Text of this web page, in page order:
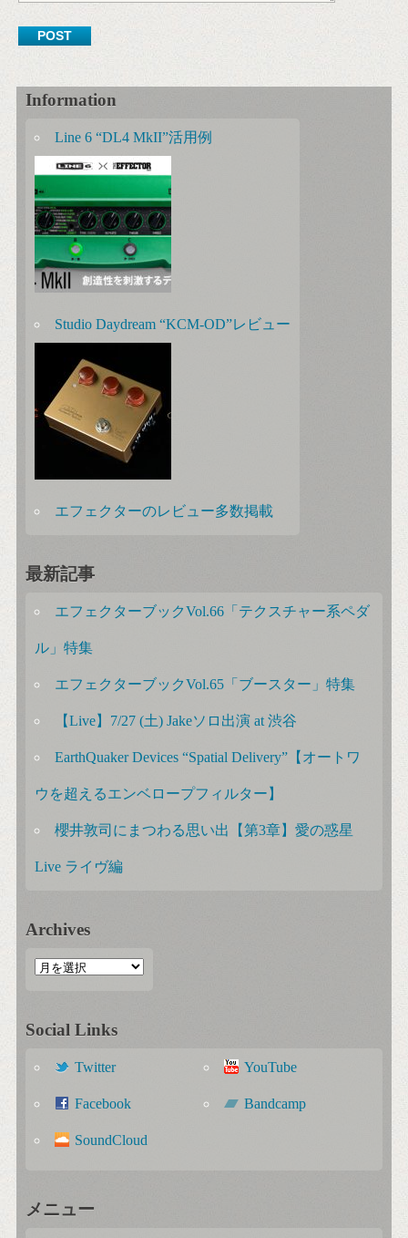
Information
Line 6 “DL4 MkII”活用例
Studio Daydream “KCM-OD”レビュー
エフェクターのレビュー多数掲載
最新記事
エフェクターブックVol.66「テクスチャー系ペダ
ル」特集
エフェクターブックVol.65「ブースター」特集
【Live】7/27 (土) Jakeソロ出演 at 渋谷
EarthQuaker Devices “Spatial Delivery”【オートワ
ウを超えるエンベロープフィルター】
櫻井敦司にまつわる思い出【第3章】愛の惑星
Live ライヴ編
Archives
Social Links
Twitter YouTube
Facebook Bandcamp
SoundCloud
メニュー